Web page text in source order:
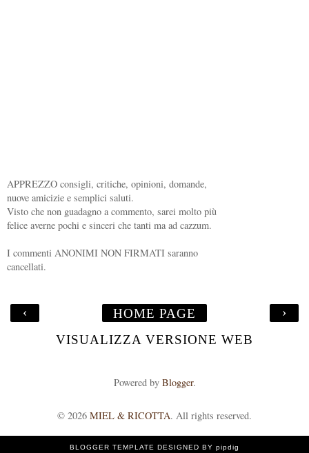
APPREZZO consigli, critiche, opinioni, domande,
nuove amicizie e semplici saluti.
Visto che non guadagno a commento, sarei molto più
felice averne pochi e sinceri che tanti ma ad cazzum.
I commenti ANONIMI NON FIRMATI saranno
cancellati.
‹ ›
HOME PAGE
VISUALIZZA VERSIONE WEB
Powered by Blogger.
© 2026 MIEL & RICOTTA. All rights reserved.
BLOGGER TEMPLATE DESIGNED BY pipdig